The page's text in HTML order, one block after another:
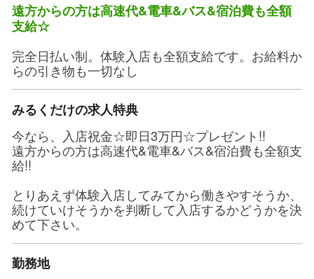
遠方からの方は高速代&電車&バス&宿泊費も全額
支給☆
完全日払い制。体験入店も全額支給です。お給料か
らの引き物も一切なし
みるくだけの求人特典
今なら、入店祝金☆即日3万円☆プレゼント!!
遠方からの方は高速代&電車&バス&宿泊費も全額支
給!!
とりあえず体験入店してみてから働きやすそうか、
続けていけそうかを判断して入店するかどうかを決
めて下さい。
勤務地